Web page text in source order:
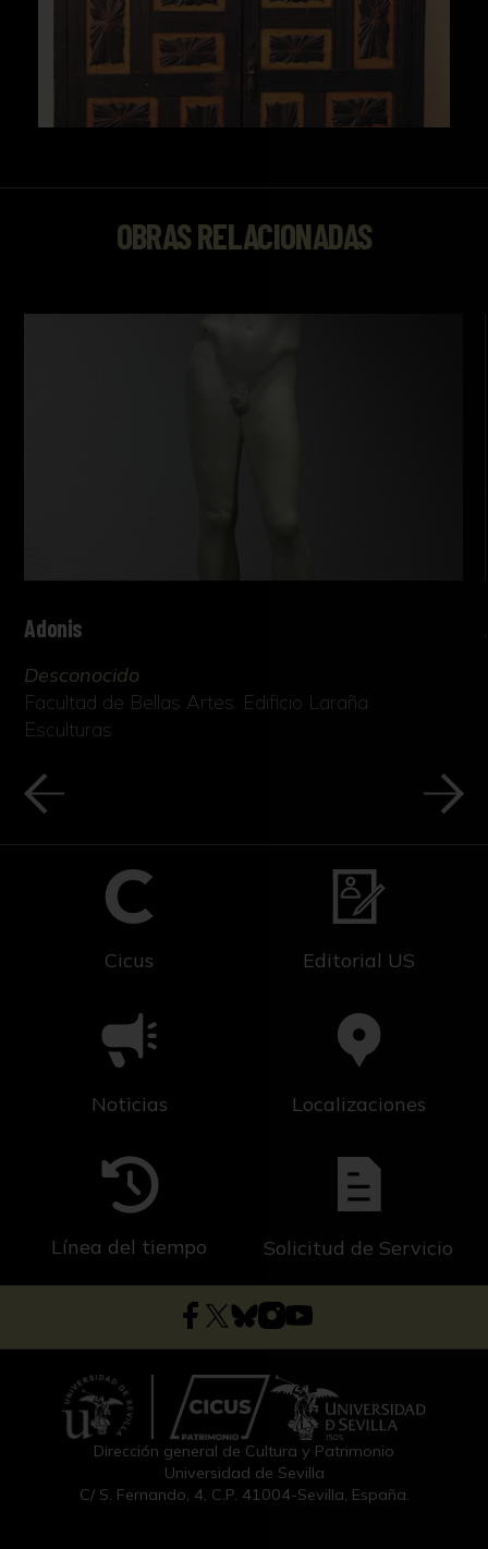
OBRAS RELACIONADAS
Adonis
Desconocido
Facultad de Bellas Artes. Edificio Laraña
Esculturas
Cicus Editorial US
Noticias Localizaciones
Línea del tiempo Solicitud de Servicio
Dirección general de Cultura y Patrimonio
Universidad de Sevilla
C/ S. Fernando, 4, C.P. 41004-Sevilla, España.